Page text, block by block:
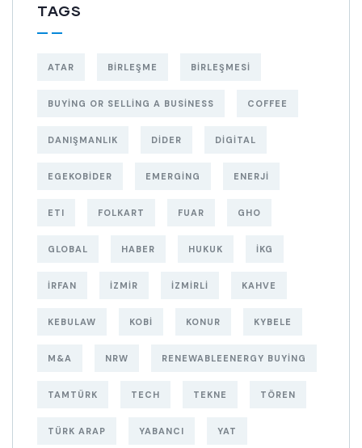
TAGS
ATAR BIRLEŞME BIRLEŞMESI
BUYING OR SELLING A BUSINESS COFFEE
DANIŞMANLIK DIDER DIGITAL
EGEKOBIDER EMERGING ENERJI
ETI FOLKART FUAR GHO
GLOBAL HABER HUKUK IKG
IRFAN IZMIR IZMIRLI KAHVE
KEBULAW KOBI KONUR KYBELE
M&A NRW RENEWABLEENERGY BUYING
TAMTÜRK TECH TEKNE TÖREN
TÜRK ARAP YABANCI YAT